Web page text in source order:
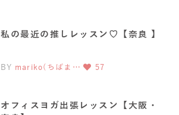
私の最近の推しレッスン♡【奈良 】
BY mariko(ちばま… 57
オフィスヨガ出張レッスン【大阪・